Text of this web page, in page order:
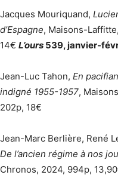
Jacques Mouriquand,
d’Espagne, Maisons-
14€ L’ours 539, janvier-
Jean-Luc Tahon, En
indigné 1955-1957,
202p, 18€
Jean-Marc Berlière, René
De l’ancien régime à nos
Chronos, 2024, 994p,